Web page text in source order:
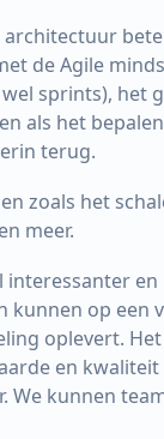
de Agile
sprints),
als het
terug.
zoals het
meer.
op
oplevert.
en
kunnen